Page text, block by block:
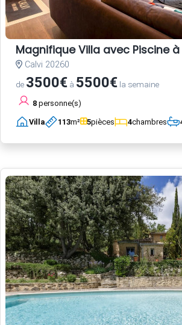
Magnifique Villa avec Piscine
Calvi 20260
de 3500€ à 5500€ la semaine
8 personne(s)
Villa 113m² 5pièces 4chambres